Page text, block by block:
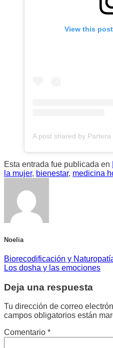
View this
Esta entrada fue publicada en
la mujer, bienestar, medicina
Noelia
Biorecodificación y
Los dosha y las emociones
Deja una respuesta
Tu dirección de correo
campos obligatorios están
Comentario *